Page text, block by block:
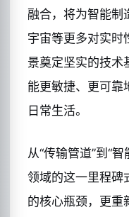
融合，将为智能制
宇宙等更多对实时
景奠定坚实的技术
能更敏捷、更可靠
日常生活。
从“传输管道”到“
领域的这一里程碑
的核心瓶颈，更重